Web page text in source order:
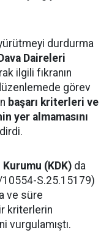
durdurma
Daireleri
ilgili fıkranın
görev
başarı kriterleri ve
yer almamasını
(KDK) da
10554-S.25.15179)
ve süre
kriterlerin
vurgulamıştı.